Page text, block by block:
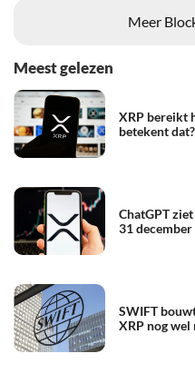
Meer
Meest gelezen
XRP bereikt
betekent dat?
ChatGPT
31
SWIFT
XRP nog wel